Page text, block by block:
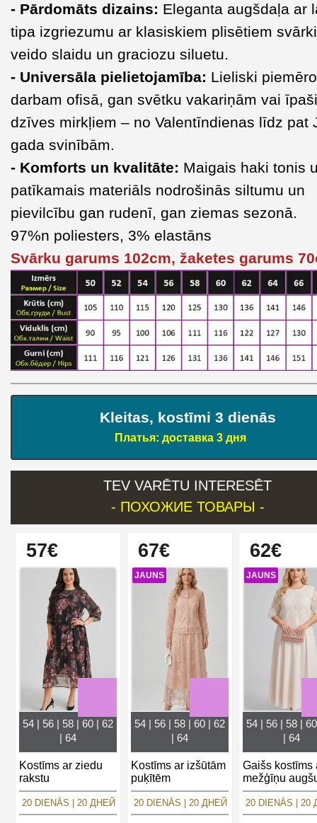
- Pārdomāts dizains: Eleganta augšdaļa ar
tipa izgriezumu ar klasiskiem plisētiem
veido slaidu un graciozu siluetu.
- Universāla pielietojamība: Lieliski
darbam ofisā, gan svētku vakariņām vai
dzīves mirkļiem – no Valentīndienas līdz pat
gada svinībām.
- Komforts un kvalitāte: Maigais haki tonis
patīkamais materiāls nodrošinās siltumu un
pievilcību gan rudenī, gan ziemas sezonā.
97%n poliesters, 3% elastāns
Svārku garums 102cm, žaketes garums
Kleitas, kostīmi 3 dienās
Платья: доставка 3 дня
TEV VARĒTU INTERESĒT
- ПОХОЖИЕ ТОВАРЫ -
57€
54 | 56 | 58 | 60 | 62
| 64
Kostīms ar ziedu
rakstu
20 DIENĀS | 20 ДНЕЙ
67€
JAUNS
54 | 56 | 58 | 60 | 62
| 64
Kostīms ar izšūtām
puķītēm
20 DIENĀS | 20 ДНЕЙ
62€
JAUNS
54 | 56 | 58 |
| 64
Gaišs kostīms
mežģīņu
20 DIENĀS | 20